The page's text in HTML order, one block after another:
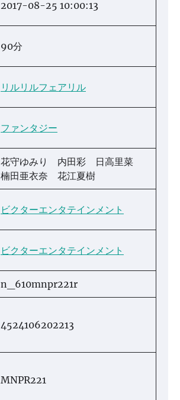
2017-08-25 10:00:13
90分
リルリルフェアリル
ファンタジー
花守ゆみり 内田彩 日高里菜
楠田亜衣奈 花江夏樹
ビクターエンタテインメント
ビクターエンタテインメント
n_610mnpr221r
4524106202213
MNPR221